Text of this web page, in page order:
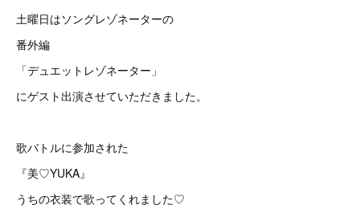
土曜日はソングレゾネーターの
番外編
「デュエットレゾネーター」
にゲスト出演させていただきました。
歌バトルに参加された
『美♡YUKA』
うちの衣装で歌ってくれました♡